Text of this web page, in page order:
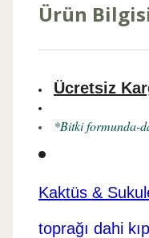
Ürün
Ücretsiz
*Bitki formunda-
Kaktüs &
toprağı dahi